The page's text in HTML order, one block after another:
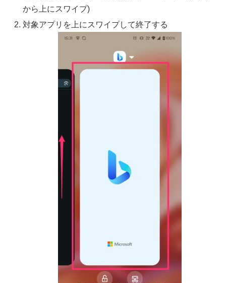
から上にスワイプ)
対象アプリを上にスワイプして終了する